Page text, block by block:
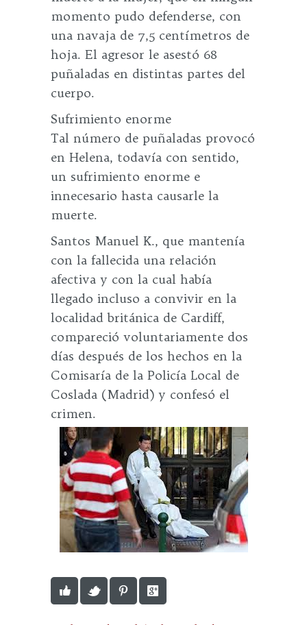
momento pudo defenderse, con
una navaja de 7,5 centímetros de
hoja. El agresor le asestó 68
puñaladas en distintas partes del
cuerpo.
Sufrimiento enorme
Tal número de puñaladas provocó
en Helena, todavía con sentido,
un sufrimiento enorme e
innecesario hasta causarle la
muerte.
Santos Manuel K., que mantenía
con la fallecida una relación
afectiva y con la cual había
llegado incluso a convivir en la
localidad británica de Cardiff,
compareció voluntariamente dos
días después de los hechos en la
Comisaría de la Policía Local de
Coslada (Madrid) y confesó el
crimen.